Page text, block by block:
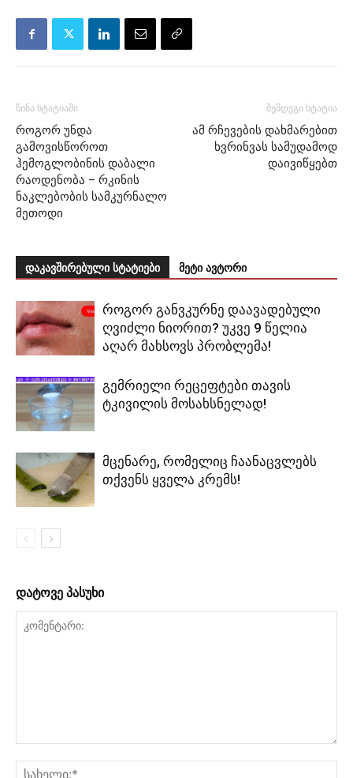
წინა სტატიაში
როგორ უნდა
გამოვისწოროთ
ჰემოგლობინის დაბალი
რაოდენობა – რკინის
ნაკლებობის სამკურნალო
მეთოდი
შემდეგი სტატია
ამ რჩევების დახმარებით
ხვრინვას სამუდამოდ
დაივიწყებთ
დაკავშირებული სტატიები მეტი ავტორი
როგორ განვკურნე დაავადებული
ღვიძლი ნიორით? უკვე 9 წელია
აღარ მახსოვს პრობლემა!
გემრიელი რეცეფტები თავის
ტკივილის მოსახსნელად!
მცენარე, რომელიც ჩაანაცვლებს
თქვენს ყველა კრემს!
დატოვე პასუხი